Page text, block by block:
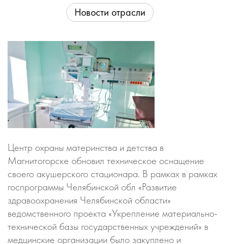
Новости отрасли
Центр охраны материнства и детства в
Магнитогорске обновил техническое оснащение
своего акушерского стационара. В рамках в рамках
госпрограммы Челябинской обл «Развитие
здравоохранения Челябинской области»
ведомственного проекта «Укрепление материально-
технической базы государственных учреждений» в
медцинские организации было закуплено и